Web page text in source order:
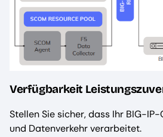
Verfügbarkeit
Stellen Sie sicher, dass Ihr BIG-
und Datenverkehr verarbeitet.